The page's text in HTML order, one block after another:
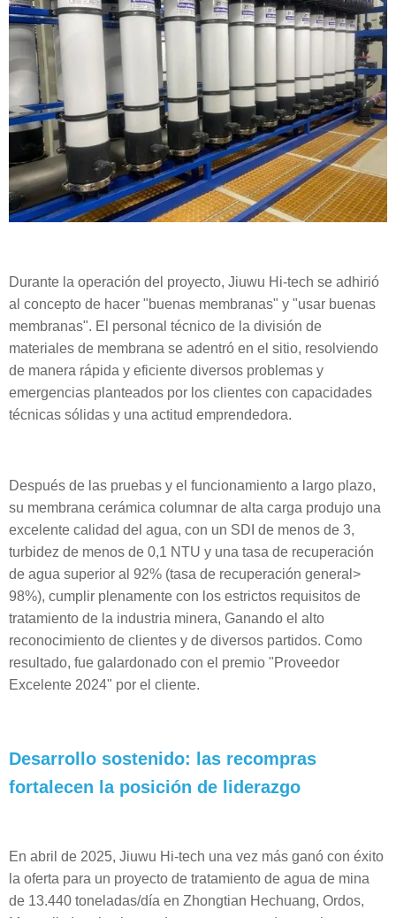
Durante la operación del proyecto, Jiuwu Hi-tech se adhirió
al concepto de hacer "buenas membranas" y "usar buenas
membranas". El personal técnico de la división de
materiales de membrana se adentró en el sitio, resolviendo
de manera rápida y eficiente diversos problemas y
emergencias planteados por los clientes con capacidades
técnicas sólidas y una actitud emprendedora.
Después de las pruebas y el funcionamiento a largo plazo,
su membrana cerámica columnar de alta carga produjo una
excelente calidad del agua, con un SDI de menos de 3,
turbidez de menos de 0,1 NTU y una tasa de recuperación
de agua superior al 92% (tasa de recuperación general>
98%), cumplir plenamente con los estrictos requisitos de
tratamiento de la industria minera, Ganando el alto
reconocimiento de clientes y de diversos partidos. Como
resultado, fue galardonado con el premio "Proveedor
Excelente 2024" por el cliente.
Desarrollo sostenido: las recompras
fortalecen la posición de liderazgo
En abril de 2025, Jiuwu Hi-tech una vez más ganó con éxito
la oferta para un proyecto de tratamiento de agua de mina
de 13.440 toneladas/día en Zhongtian Hechuang, Ordos,